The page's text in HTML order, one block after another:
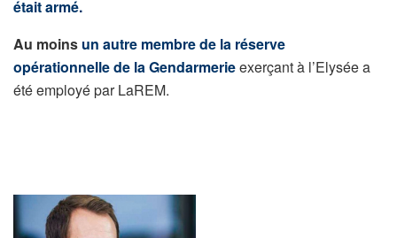
était armé.
Au moins un autre membrede la réserve
opérationnelle de la Gendarmerieexerçant à l’Elysée a
été employé par LaREM.